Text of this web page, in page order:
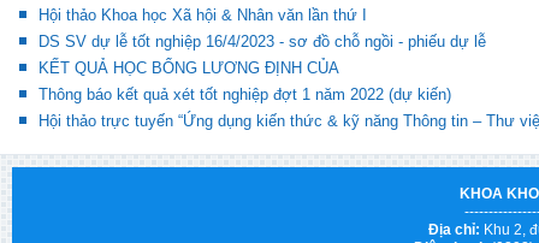
Hội thảo Khoa học Xã hội & Nhân văn lần thứ I
DS SV dự lễ tốt nghiệp 16/4/2023 - sơ đồ chỗ ngồi - phiếu dự lễ
KẾT QUẢ HỌC BỔNG LƯƠNG ĐỊNH CỦA
Thông báo kết quả xét tốt nghiệp đợt 1 năm 2022 (dự kiến)
Hội thảo trực tuyến “Ứng dụng kiến thức & kỹ năng Thông tin – Thư
KHOA
Địa chỉ: Khu 2,